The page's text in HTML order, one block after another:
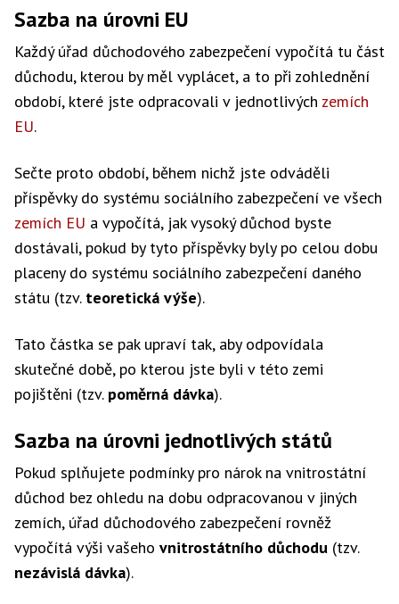
Sazba na úrovni EU
Každý úřad důchodového zabezpečení vypočítá tu část
důchodu, kterou by měl vyplácet, a to při zohlednění
období, které jste odpracovali v jednotlivých zemích
EU.
Sečte proto období, během nichž jste odváděli
příspěvky do systému sociálního zabezpečení ve všech
zemích EU a vypočítá, jak vysoký důchod byste
dostávali, pokud by tyto příspěvky byly po celou dobu
placeny do systému sociálního zabezpečení daného
státu (tzv. teoretická výše).
Tato částka se pak upraví tak, aby odpovídala
skutečné době, po kterou jste byli v této zemi
pojištěni (tzv. poměrná dávka).
Sazba na úrovni jednotlivých států
Pokud splňujete podmínky pro nárok na vnitrostátní
důchod bez ohledu na dobu odpracovanou v jiných
zemích, úřad důchodového zabezpečení rovněž
vypočítá výši vašeho vnitrostátního důchodu (tzv.
nezávislá dávka).